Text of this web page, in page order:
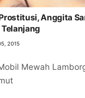
Anggita
Telanjang
2015